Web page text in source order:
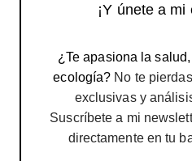
¡Y únete a
¿Te apasiona la
ecología? No te
exclusivas y
Suscríbete a mi
directamente en tu